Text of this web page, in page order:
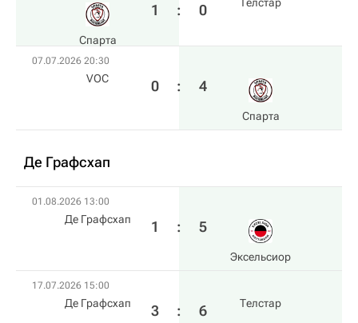
Спарта
1 : 0
07.07.2026 20:30
VOC 0 : 4
Спарта
Де Графсхап
01.08.2026 13:00
Де Графсхап 1 : 5
Эксельсиор
17.07.2026 15:00
Де Графсхап 3 : 6 Телстар